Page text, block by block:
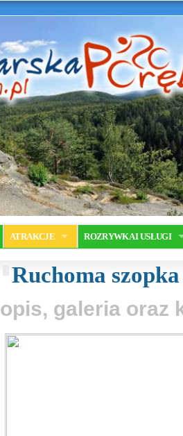
ATRAKCJE ROZRYWKA I USŁUGI
Ruchoma szopka
opis, galeria oraz